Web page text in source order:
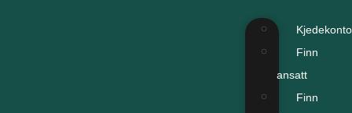
Finn
ansatt
Finn